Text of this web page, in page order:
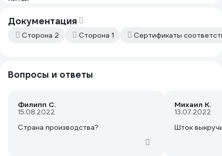
Документация
Сторона 2 Сторона 1 Сертификаты
Вопросы и ответы
Филипп С.
15.08.2022
Страна производства?
Михаил К.
13.07.2022
Шток